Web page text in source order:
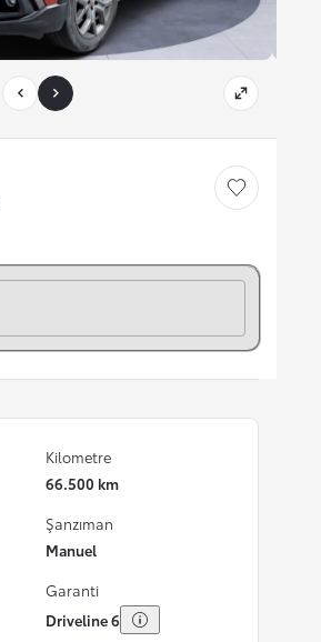
Save car
Kilometre
66.500 km
Şanzıman
Manuel
Garanti
Driveline 6